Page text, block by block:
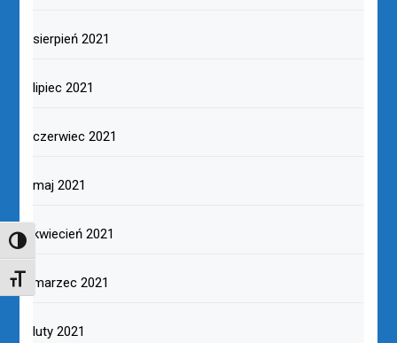
TOGGLE HIGH CONTRAST
TOGGLE FONT SIZE
sierpień 2021
lipiec 2021
czerwiec 2021
maj 2021
kwiecień 2021
marzec 2021
luty 2021